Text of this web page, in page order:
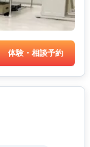
体験・相談予約